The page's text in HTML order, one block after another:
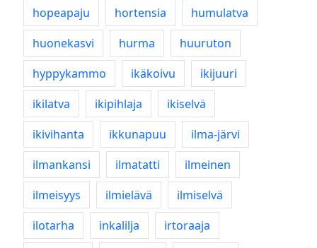
hopeapaju
hortensia
humulatva
huonekasvi
hurma
huuruton
hyppykammo
ikäkoivu
ikijuuri
ikilatva
ikipihlaja
ikiselvä
ikivihanta
ikkunapuu
ilma-järvi
ilmankansi
ilmatatti
ilmeinen
ilmeisyys
ilmielävä
ilmiselvä
ilotarha
inkalilja irtoraaja